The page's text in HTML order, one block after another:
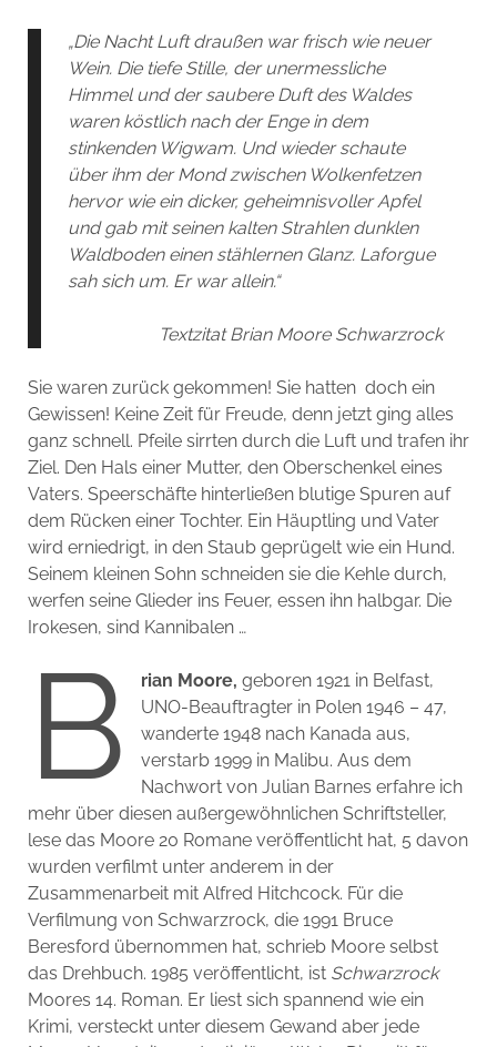
„Die Nacht Luft draußen war frisch wie neuer
Wein. Die tiefe Stille, der unermessliche
Himmel und der saubere Duft des Waldes
waren köstlich nach der Enge in dem
stinkenden Wigwam. Und wieder schaute
über ihm der Mond zwischen Wolkenfetzen
hervor wie ein dicker, geheimnisvoller Apfel
und gab mit seinen kalten Strahlen dunklen
Waldboden einen stählernen Glanz. Laforgue
sah sich um. Er war allein.“
Textzitat Brian Moore Schwarzrock
Sie waren zurück gekommen! Sie hatten doch ein
Gewissen! Keine Zeit für Freude, denn jetzt ging alles
ganz schnell. Pfeile sirrten durch die Luft und trafen ihr
Ziel. Den Hals einer Mutter, den Oberschenkel eines
Vaters. Speerschäfte hinterließen blutige Spuren auf
dem Rücken einer Tochter. Ein Häuptling und Vater
wird erniedrigt, in den Staub geprügelt wie ein Hund.
Seinem kleinen Sohn schneiden sie die Kehle durch,
werfen seine Glieder ins Feuer, essen ihn halbgar. Die
Irokesen, sind Kannibalen …
B rian Moore,geboren 1921 in Belfast,
UNO-Beauftragter in Polen 1946 – 47,
wanderte 1948 nach Kanada aus,
verstarb 1999 in Malibu. Aus dem
Nachwort von Julian Barnes erfahre ich
mehr über diesen außergewöhnlichen Schriftsteller,
lese das Moore 20 Romane veröffentlicht hat, 5 davon
wurden verfilmt unter anderem in der
Zusammenarbeit mit Alfred Hitchcock. Für die
Verfilmung von Schwarzrock, die 1991 Bruce
Beresford übernommen hat, schrieb Moore selbst
das Drehbuch. 1985 veröffentlicht, ist Schwarzrock
Moores 14. Roman. Er liest sich spannend wie ein
Krimi, versteckt unter diesem Gewand aber jede